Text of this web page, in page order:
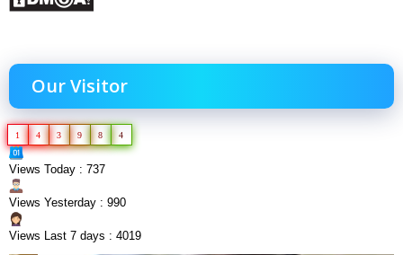
Our Visitor
1 4 3 9 8 4
Views Today : 737
Views Yesterday : 990
Views Last 7 days : 4019